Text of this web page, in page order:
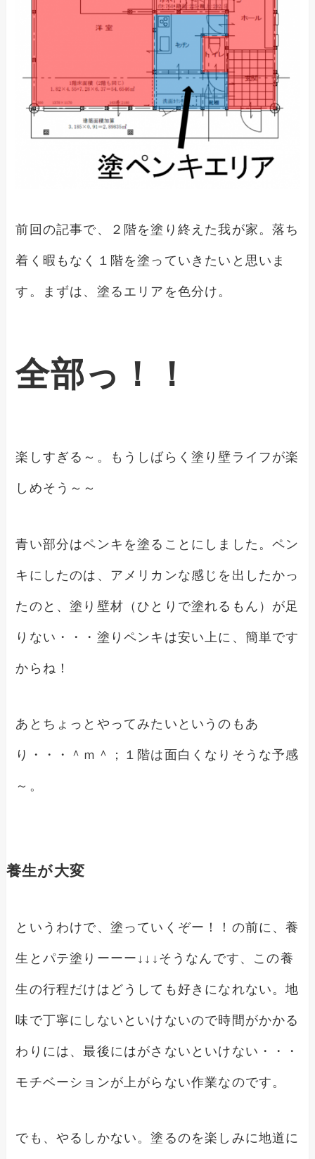
前回の記事で、２階を塗り終えた我が家。落ち
着く暇もなく１階を塗っていきたいと思いま
す。まずは、塗るエリアを色分け。
全部っ！！
楽しすぎる～。もうしばらく塗り壁ライフが楽
しめそう～～
青い部分はペンキを塗ることにしました。ペン
キにしたのは、アメリカンな感じを出したかっ
たのと、塗り壁材（ひとりで塗れるもん）が足
りない・・・塗りペンキは安い上に、簡単です
からね！
あとちょっとやってみたいというのもあ
り・・・＾ｍ＾；１階は面白くなりそうな予感
～。
養生が大変
というわけで、塗っていくぞー！！の前に、養
生とパテ塗りーーー↓↓↓そうなんです、この養
生の行程だけはどうしても好きになれない。地
味で丁寧にしないといけないので時間がかかる
わりには、最後にはがさないといけない・・・
モチベーションが上がらない作業なのです。
でも、やるしかない。塗るのを楽しみに地道に